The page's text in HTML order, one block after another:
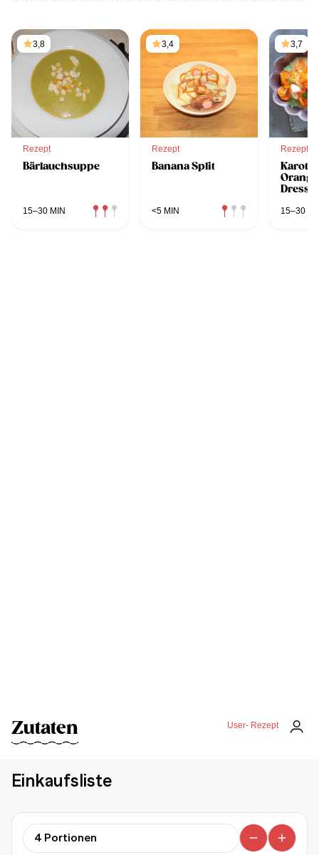
3,8
Rezept
Bärlauchsuppe
15–30 MIN
3,4
Rezept
Banana Split
<5 MIN
3,7
Rezept
15–30
User- Rezept
Zutaten